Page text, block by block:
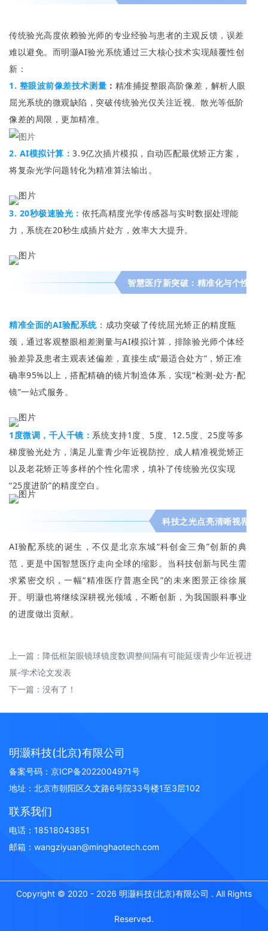
传统验光高度依赖验光师的专业经验与患者的主观反馈，误差
难以避免。而明灏AI验光系统通过三大核心技术实现颠覆性创
新：
1. 整眼波前像差技术测量 ： 精准捕捉整眼高阶像差，解析人眼
屈光系统的微观缺陷，突破传统验光仅关注近视、散光等低阶
像差的局限，更加精准。
2. AI模拟计算：3.9亿次插片模拟，自动匹配最优矫正方案，
将复杂光学问题转化为精准算法输出。
3. 20秒极速验光： 依托高精度光学传感器与实时数据处理能
力，系统在20秒生成插片处方，效率大大提升。
智慧医疗新突破：精准化与个性化
精准全面的AI验配系统：成功突破了传统屈光矫正的精度瓶
颈，通过客观整眼相差测量与AI模拟计算，排除验光师个体经
验差异及患者主观表述偏差，直接生成“最适合处方”，矫正准
确率95%以上，搭配精确的镜片制造体系，实现“检测-处方-配
镜”一站式服务。
1度微调，千人千镜： 系统支持1度、5度、12.5度、25度等多
梯度验光处方，满足儿童青少年近视防控、成人精准视觉矫正
以及老花矫正等多样的个性化需求，填补了传统验光仅实现
“25度进阶”的精度空白。
科技之光点亮清晰视界
AI验配系统的诞生，不仅是北京东城“科创金三角”创新的典
范，更是中国智慧医疗走向全球的缩影。当科技创新与民生需
求紧密交织，一幅“精准医疗普惠全民”的未来图景正徐徐展
开。明灏也将继续深耕视光领域，不断创新，为我国眼科事业
的进度做出贡献。
上一篇： 降低框架眼镜球镜度数调整间隔有可能延缓青少年近视进
展-学术论文发表
下一篇：没有了！
明灏科技(北京)有限公司
备案号码： 京ICP备2022004971号
地址：北京市朝阳区久文路6号院33号楼1至3层102
联系我们
电话：18518043851
邮箱：wangziyuan@minghaotech.com
Copyright © 2020 - 2026 明灏科技(北京)有限公司 . All Rights
Reserved.